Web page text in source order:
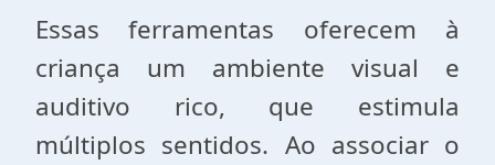
Essas ferramentas oferecem à
criança um ambiente visual e
auditivo rico, que estimula
múltiplos sentidos. Ao associar o